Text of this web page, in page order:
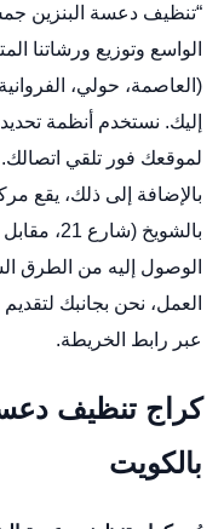
الواسع وتوزيع ورشاتنا
(العاصمة، حولي،
إليك. نستخدم أنظمة
لموقعك فور تلقي اتصالك.
بالإضافة إلى ذلك، يقع
بالشويخ
الوصول إليه من الطرق
العمل، نحن بجانبك
عبر رابط الخريطة.
بالكويت